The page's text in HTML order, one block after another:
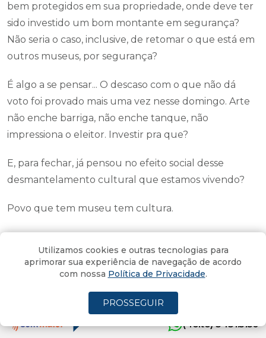
bem protegidos em sua propriedade, onde deve ter
sido investido um bom montante em segurança?
Não seria o caso, inclusive, de retomar o que está em
outros museus, por segurança?
É algo a se pensar... O descaso com o que não dá
voto foi provado mais uma vez nesse domingo. Arte
não enche barriga, não enche tanque, não
impressiona o eleitor. Investir pra que?
E, para fechar, já pensou no efeito social desse
desmantelamento cultural que estamos vivendo?
Povo que tem museu tem cultura.
Povo que inteligente, amigo... Ah, é povo que
(4oito) 3431.5150
Utilizamos cookies e outras tecnologias para
aprimorar sua experiência de navegação de acordo
com nossa Política de Privacidade.
PROSSEGUIR